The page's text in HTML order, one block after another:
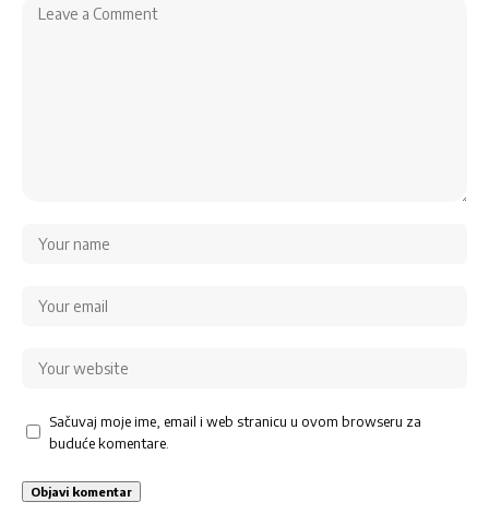
Sačuvaj moje ime, email i web stranicu u ovom browseru za
buduće komentare.